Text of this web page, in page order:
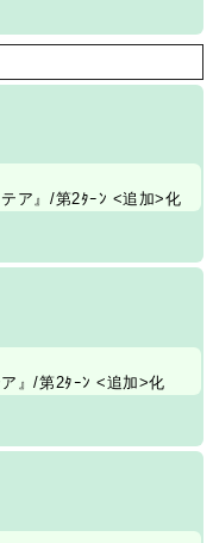
ア』/第2ﾀｰﾝ <追加>化
』/第2ﾀｰﾝ <追加>化